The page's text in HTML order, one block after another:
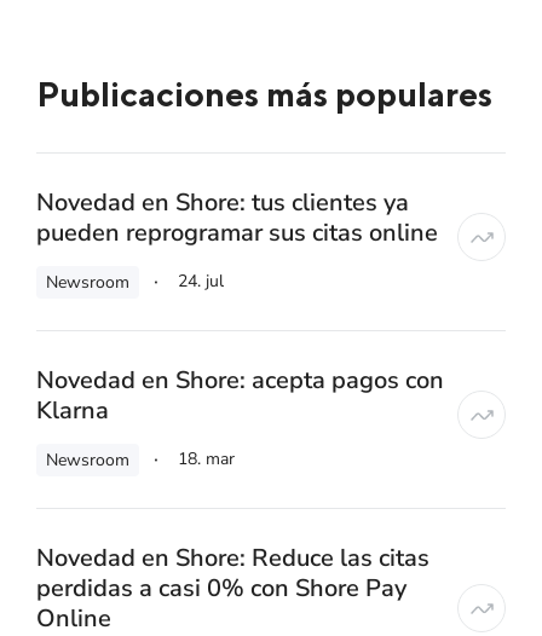
Publicaciones más populares
Novedad en Shore: tus clientes ya
pueden reprogramar sus citas online
Newsroom 24. jul
Novedad en Shore: acepta pagos con
Klarna
Newsroom 18. mar
Novedad en Shore: Reduce las citas
perdidas a casi 0% con Shore Pay
Online